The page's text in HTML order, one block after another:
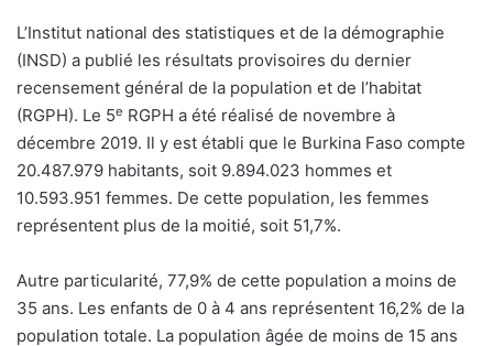
L’Institut national des statistiques et de la démographie
(INSD) a publié les résultats provisoires du dernier
recensement général de la population et de l’habitat
(RGPH). Le 5e RGPH a été réalisé de novembre à
décembre 2019. Il y est établi que le Burkina Faso compte
20.487.979 habitants, soit 9.894.023 hommes et
10.593.951 femmes. De cette population, les femmes
représentent plus de la moitié, soit 51,7%.
Autre particularité, 77,9% de cette population a moins de
35 ans. Les enfants de 0 à 4 ans représentent 16,2% de la
population totale. La population âgée de moins de 15 ans